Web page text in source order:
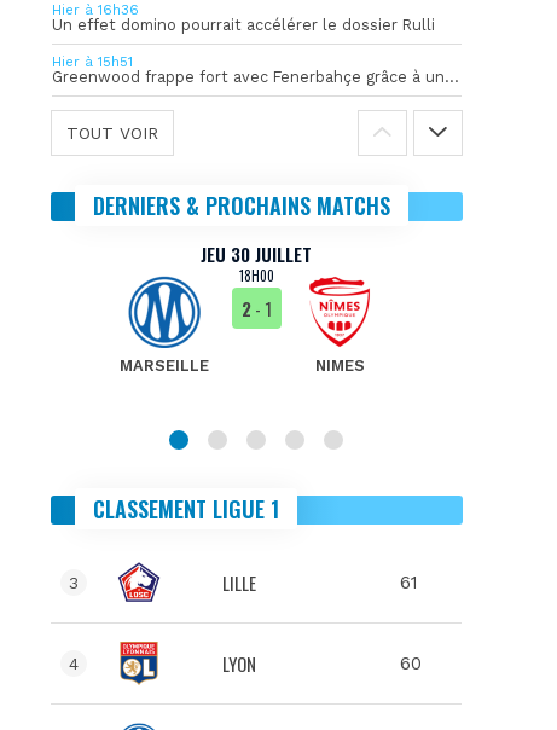
Hier à 16h36
Un effet domino pourrait accélérer le dossier Rulli
Hier à 15h51
Greenwood frappe fort avec Fenerbahçe grâce à un but spectaculaire
TOUT VOIR
DERNIERS & PROCHAINS MATCHS
JEU 30 JUILLET
18H00
MARSEILLE
2- 1
NIMES
CLASSEMENT LIGUE 1
3 LILLE 61
4 LYON 60